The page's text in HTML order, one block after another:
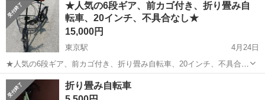
★人気の6段ギア、前カゴ付き、折り畳み自
転車、20インチ、不具合なし★
15,000円
東京駅
4月24日
★人気の6段ギア、前カゴ付き、折り畳み自転車、20インチ、不具合な
し★ ★サビ落として、サビ止めし、再塗装し、オイルをしっかり さし
てます。 ★那覇市泊いゆまち（魚市場） にて引き渡し ★引き渡し後
東京 中央区 東京駅 折りたたみ自転車
折り畳み自転車